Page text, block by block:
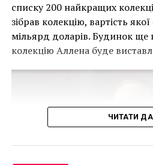
списку 200 найкращих
зібрав колекцію, вартість
мільярд доларів. Будинок ще
колекцію Аллена буде
ЧИТАТИ